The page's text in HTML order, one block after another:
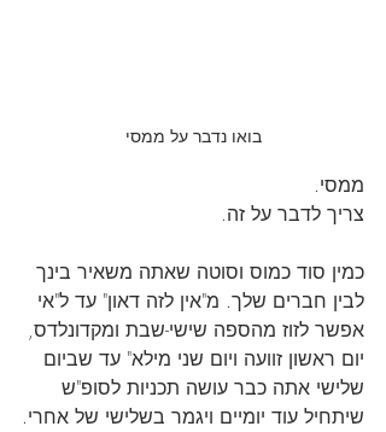
בואו נדבר על ממסי
ממסי.
צריך לדבר על זה.
כמין סוד כמוס וסוטה שאתה משאיר בינך
לבין חברים שלך. מ"אין לזה דאון" עד ל"אי
אפשר לזוז מהספה שישי-שבת ומקדונלדס,
יום ראשון זוועה ויום שני מילא" עד שביום
שלישי אתה כבר עושה תכניות לסופ"ש
שיתחיל עוד יומיים ויגמר בשלישי של אחרי.